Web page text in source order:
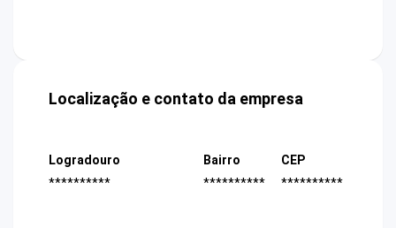
Localização e contato da empresa
Logradouro
**********
Bairro
**********
CEP
**********